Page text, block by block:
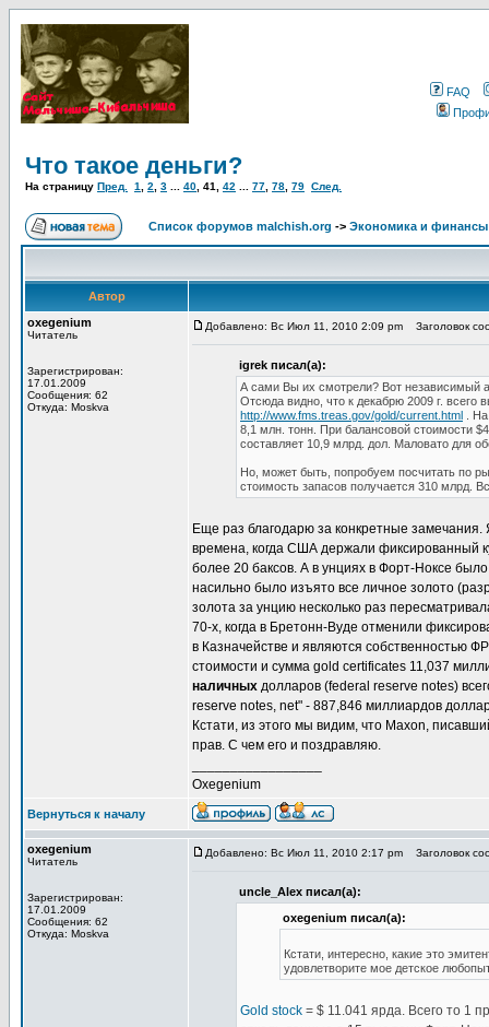
FAQ
Что такое деньги?
На страницу Пред. 1 2 3 40 41 42 77 78 79 След.
Список форумов malchish.org -> Экономика и финансы
Автор
oxegenium
Читатель
Зарегистрирован:
17.01.2009
Сообщения: 62
Откуда: Moskva
Добавлено: Вс Июл 11, 2010 2:09 pm Заголовок
igrek писал(а):
А сами Вы их смотрели? Вот независимый
Отсюда видно, что к декабрю 2009 г.
http://www.fms.treas.gov/gold/current.html .
8,1 млн. тонн. При балансовой стоимости
составляет 10,9 млрд. дол. Маловато для
Но, может быть, попробуем посчитать по
стоимость запасов получается 310 млрд.
Еще раз благодарю за конкретные
времена, когда США держали фиксированный
более 20 баксов. А в унциях в Форт-Ноксе
насильно было изъято все личное золото
золота за унцию несколько раз
70-х, когда в Бретонн-Вуде отменили
в Казначействе и являются собственностью
стоимости и сумма gold certificates 11,037
наличных долларов (federal reserve notes)
reserve notes, net" - 887,846 миллиардов
Кстати, из этого мы видим, что Maxon,
прав. С чем его и поздравляю.
Oxegenium
Вернуться к началу
oxegenium
Читатель
Зарегистрирован:
17.01.2009
Сообщения: 62
Откуда: Moskva
Добавлено: Вс Июл 11, 2010 2:17 pm Заголовок
uncle_Alex писал(а):
oxegenium писал(а):
Кстати, интересно, какие это
удовлетворите мое детское
Gold stock = $ 11.041 ярда. Всего то 1